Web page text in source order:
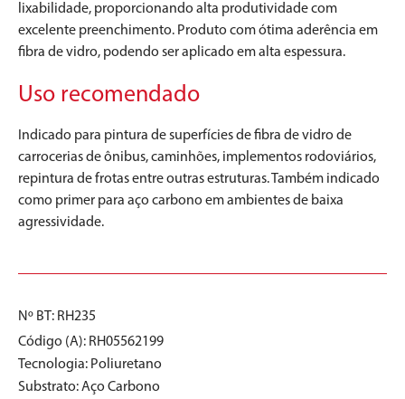
lixabilidade, proporcionando alta produtividade com
excelente preenchimento. Produto com ótima aderência em
fibra de vidro, podendo ser aplicado em alta espessura.
Uso recomendado
Indicado para pintura de superfícies de fibra de vidro de
carrocerias de ônibus, caminhões, implementos rodoviários,
repintura de frotas entre outras estruturas. Também indicado
como primer para aço carbono em ambientes de baixa
agressividade.
Nº BT: RH235
Código (A): RH05562199
Tecnologia: Poliuretano
Substrato:Aço Carbono